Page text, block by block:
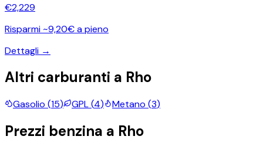
€2,229
Risparmi ~9,20€ a pieno
Dettagli →
Altri carburanti a Rho
Gasolio (15) GPL(4) Metano (3)
Prezzi benzina a Rho